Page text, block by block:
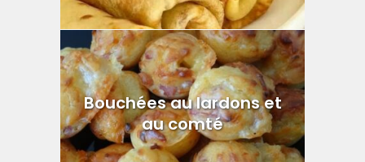
Bouchées au lardons et
au comté